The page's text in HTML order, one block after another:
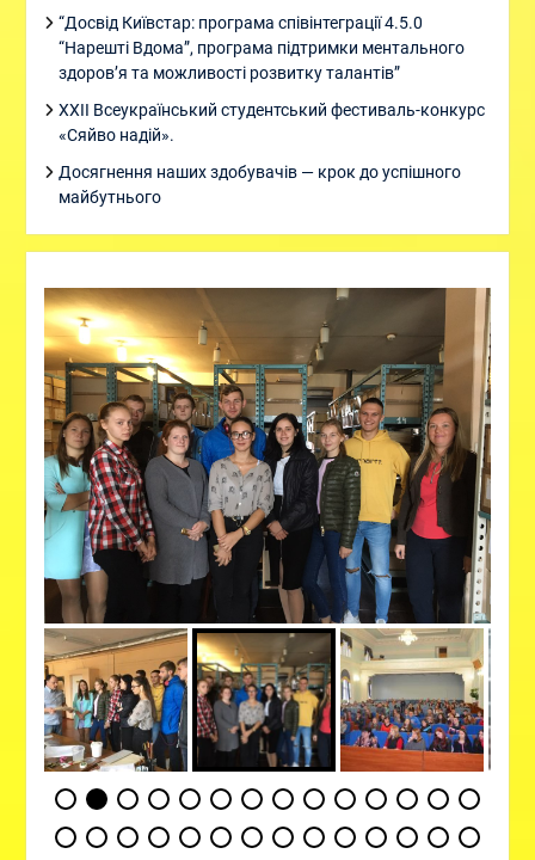
“Досвід Київстар: програма співінтеграції 4.5.0
“Нарешті Вдома”, програма підтримки ментального
здоровʼя та можливості розвитку талантів”
XXII Всеукраїнський студентський фестиваль-конкурс
«Сяйво надій».
Досягнення наших здобувачів — крок до успішного
майбутнього